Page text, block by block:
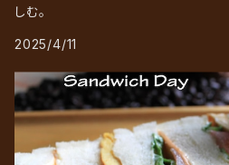
しむ。
2025/4/11